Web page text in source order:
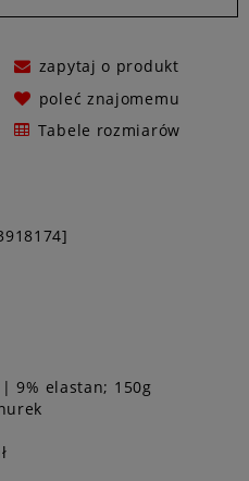
zapytaj o produkt
poleć znajomemu
Tabele rozmiarów
9% elastan; 150g